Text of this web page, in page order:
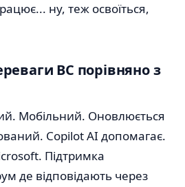
ну, теж освоїться,
BC порівняно з
Мобільний. Оновлюється
Copilot AI допомагає.
Підтримка
де відповідають через